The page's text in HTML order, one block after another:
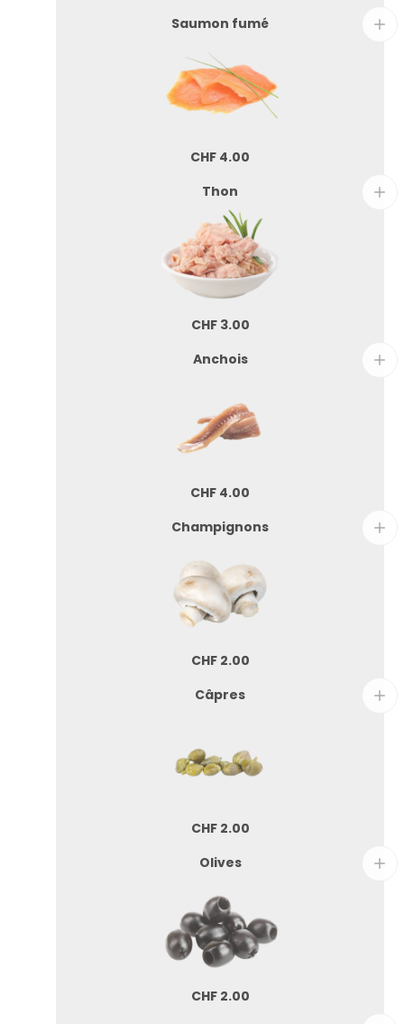
Saumon fumé
CHF 4.00
Thon
CHF3.00
Anchois
CHF 4.00
Champignons
CHF2.00
Câpres
CHF2.00
Olives
CHF2.00